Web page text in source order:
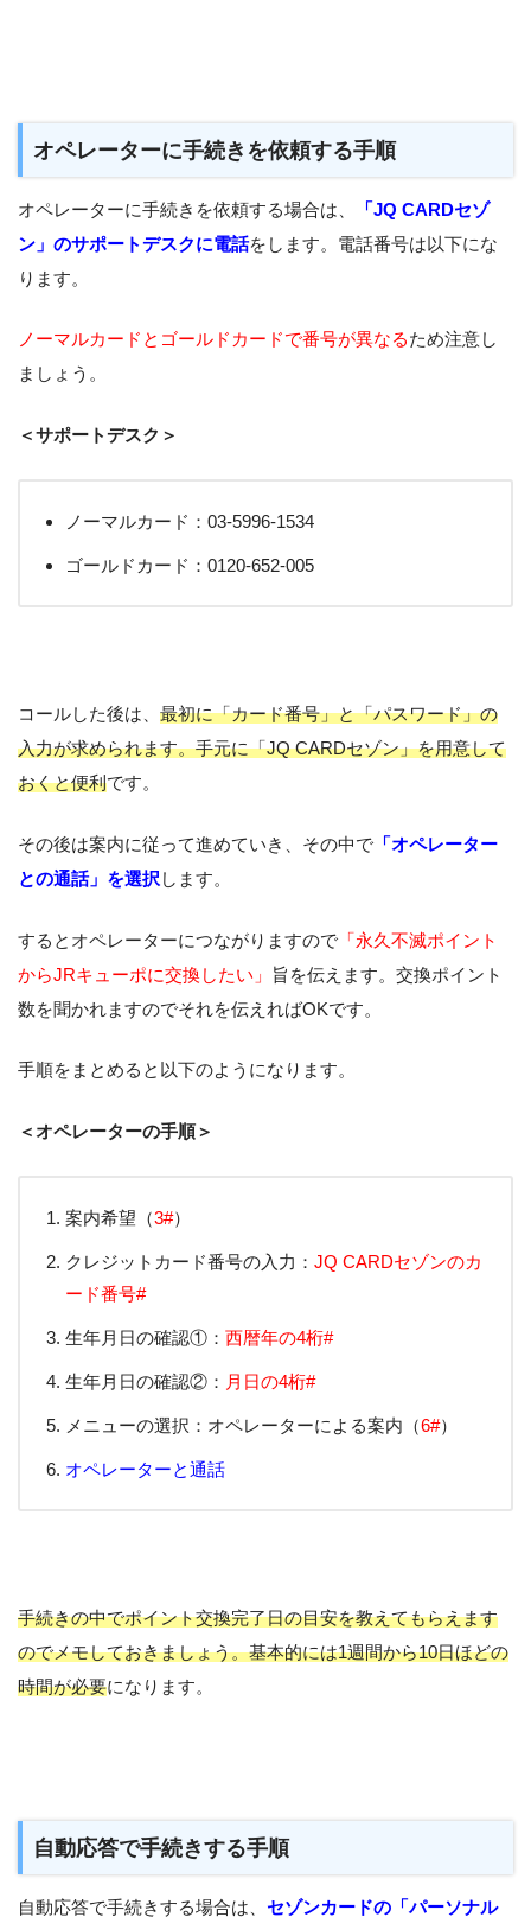
オペレーターに手続きを依頼する手順
オペレーターに手続きを依頼する場合は、
「JQ CARDセゾ
ン」のサポートデスクに電話をします。電話番号は以下にな
ります。
ノーマルカードとゴールドカードで番号が異なるため注意し
ましょう。
＜サポートデスク＞
ノーマルカード：03-5996-1534
ゴールドカード：0120-652-005
コールした後は、 最初に「カード番号」と「パスワード」の
入力が求められます。手元に「JQ CARDセゾン」を用意して
おくと便利です。
その後は案内に従って進めていき、その中で 「オペレーター
との通話」を選択 します。
するとオペレーターにつながりますので 「永久不滅ポイント
からJRキューポに交換したい」
旨を伝えます。交換ポイント
数を聞かれますのでそれを伝えればOKです。
手順をまとめると以下のようになります。
＜オペレーターの手順＞
案内希望（3#）
クレジットカード番号の入力： JQ CARDセゾンのカ
ード番号#
生年月日の確認①： 西暦年の4桁#
生年月日の確認②： 月日の4桁#
メニューの選択：オペレーターによる案内（6#）
オペレーターと通話
手続きの中でポイント交換完了日の目安を教えてもらえます
のでメモしておきましょう。基本的には1週間から10日ほどの
時間が必要になります。
自動応答で手続きする手順
自動応答で手続きする場合は、 セゾンカードの「パーソナル